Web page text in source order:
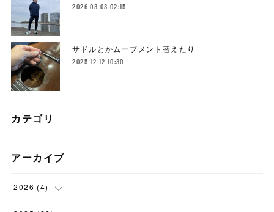
2026.03.03 02:15
サドルとかムーブメント替えたり
2025.12.12 10:30
カテゴリ
アーカイブ
2026 (4)